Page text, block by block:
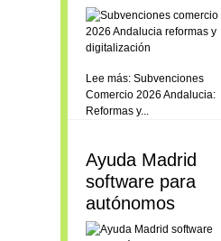
Lee más: Subvenciones
Comercio 2026 Andalucia:
Reformas y...
Ayuda Madrid
software para
autónomos